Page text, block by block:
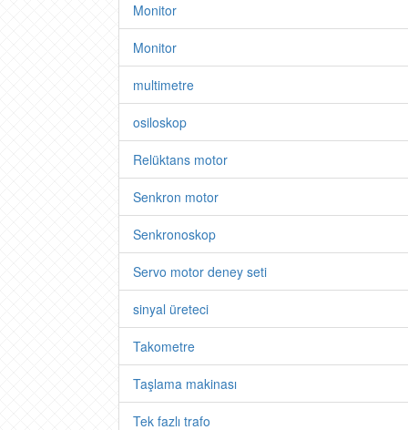
Monitor
Monitor
multimetre
osiloskop
Relüktans motor
Senkron motor
Senkronoskop
Servo motor deney seti
sinyal üreteci
Takometre
Taşlama makinası
Tek fazlı trafo